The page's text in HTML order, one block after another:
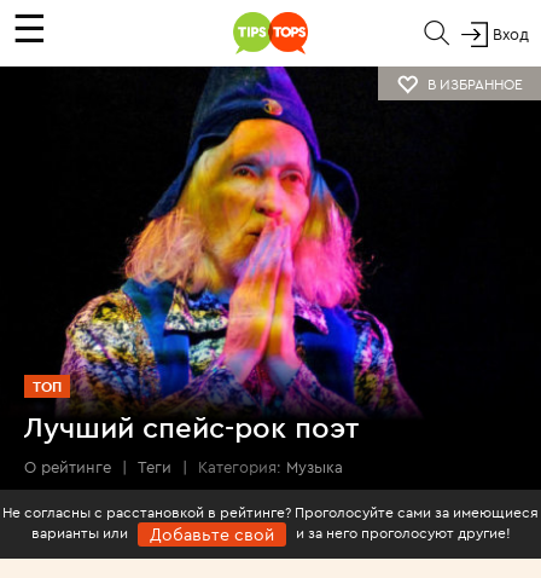
☰ Вход
В ИЗБРАННОЕ
ТОП
Лучший спейс-рок поэт
О рейтинге | Теги | Категория: Музыка
Не согласны с расстановкой в рейтинге? Проголосуйте сами за имеющиеся
варианты или
Добавьте свой и за него проголосуют другие!